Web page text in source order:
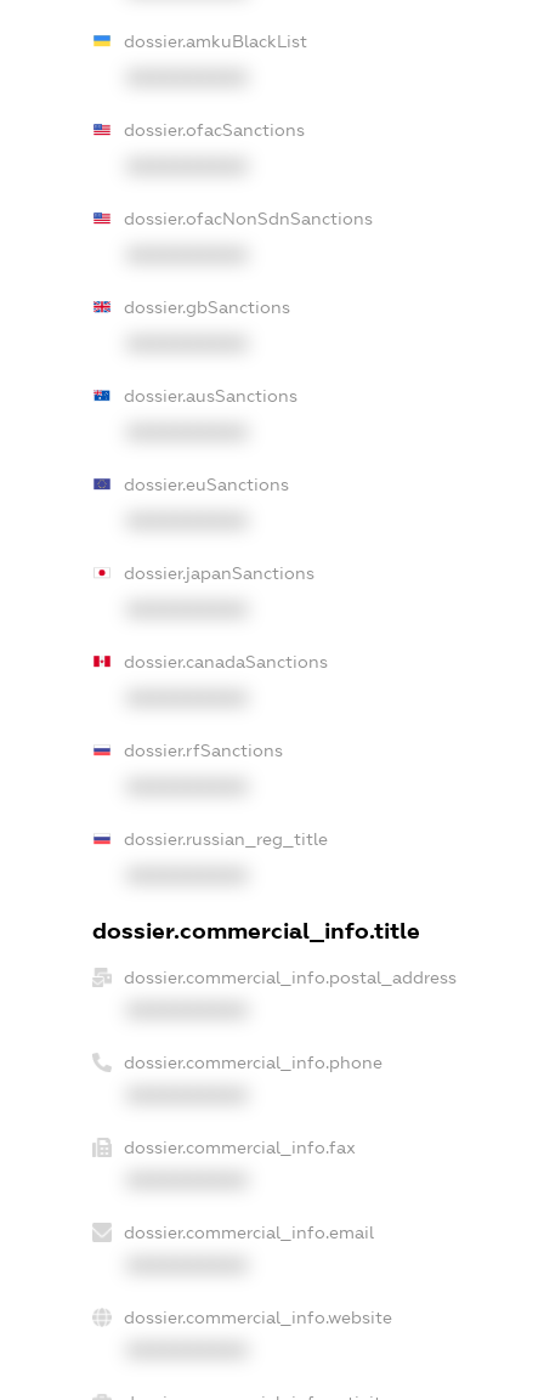
dossier.amkuBlackList
dossier.ofacSanctions
dossier.ofacNonSdnSanctions
dossier.gbSanctions
dossier.ausSanctions
dossier.euSanctions
dossier.japanSanctions
dossier.canadaSanctions
dossier.rfSanctions
dossier.russian_reg_title
dossier.commercial_info.title
dossier.commercial_info.postal_address
dossier.commercial_info.phone
dossier.commercial_info.fax
dossier.commercial_info.email
dossier.commercial_info.website